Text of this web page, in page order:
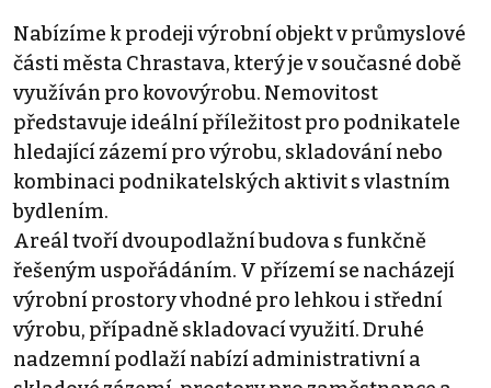
Nabízíme k prodeji výrobní objekt v průmyslové
části města Chrastava, který je v současné době
využíván pro kovovýrobu. Nemovitost
představuje ideální příležitost pro podnikatele
hledající zázemí pro výrobu, skladování nebo
kombinaci podnikatelských aktivit s vlastním
bydlením.
Areál tvoří dvoupodlažní budova s funkčně
řešeným uspořádáním. V přízemí se nacházejí
výrobní prostory vhodné pro lehkou i střední
výrobu, případně skladovací využití. Druhé
nadzemní podlaží nabízí administrativní a